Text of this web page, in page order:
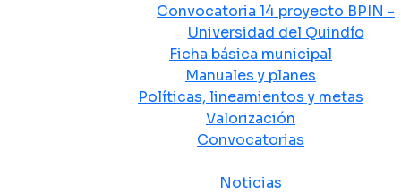
Convocatoria 14 proyecto BPIN -
Universidad del Quindío
Ficha básica municipal
Manuales y planes
Políticas, lineamientos y metas
Valorización
Convocatorias
Noticias